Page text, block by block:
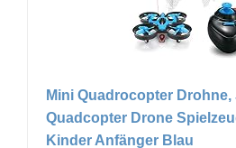
Mini Quadrocopter Drohne,
Quadcopter Drone
Kinder Anfänger Blau